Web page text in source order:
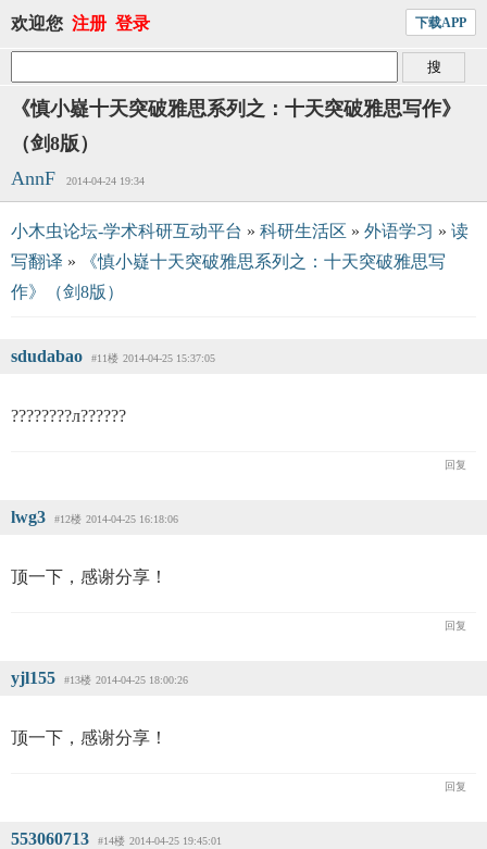
欢迎您 注册 登录 下载APP
《慎小嶷十天突破雅思系列之：十天突破雅思写作》
（剑8版）
AnnF
2014-04-24 19:34
小木虫论坛-学术科研互动平台 » 科研生活区 » 外语学习 » 读
写翻译 »
《慎小嶷十天突破雅思系列之：十天突破雅思写
作》（剑8版）
sdudabao #11楼 2014-04-25 15:37:05
????????л??????
回复
lwg3 #12楼 2014-04-25 16:18:06
顶一下，感谢分享！
回复
yjl155 #13楼 2014-04-25 18:00:26
顶一下，感谢分享！
回复
553060713 #14楼 2014-04-25 19:45:01